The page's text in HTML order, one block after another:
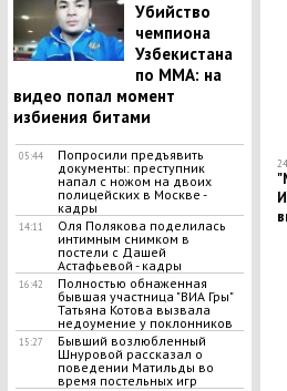
Убийство
чемпиона
Узбекистана
по MMA: на
видео попал момент
избиения битами
05:44
Попросили предъявить
документы: преступник
напал с ножом на двоих
полицейских в Москве -
кадры
14:11
Оля Полякова поделилась
интимным снимком в
постели с Дашей
Астафьевой - кадры
16:42
Полностью обнаженная
бывшая участница "ВИА Гры"
Татьяна Котова вызвала
недоумение у поклонников
15:27
Бывший возлюбленный
Шнуровой рассказал о
поведении Матильды во
время постельных игр